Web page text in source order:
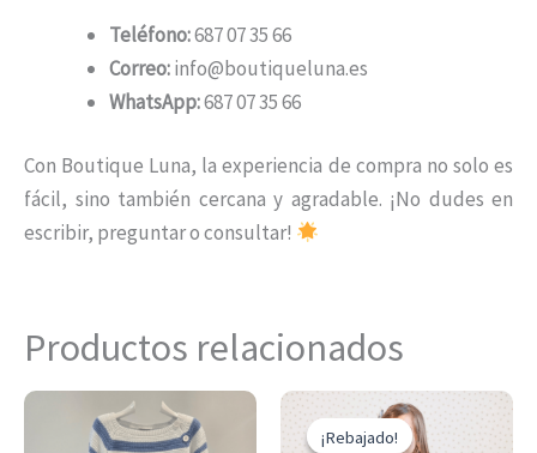
Teléfono:687 07 35 66
Correo:info@boutiqueluna.es
WhatsApp:687 07 35 66
Con Boutique Luna, la experiencia de compra no solo es
fácil, sino también cercana y agradable. ¡No dudes en
escribir, preguntar o consultar!
Productos relacionados
Este
producto¡Rebajado!
¡Rebajado!
El
precio
original
El
precio
actual